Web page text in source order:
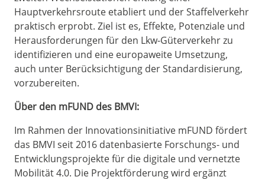
Hauptverkehrsroute etabliert und der Staffelverkehr
praktisch erprobt. Ziel ist es, Effekte, Potenziale und
Herausforderungen für den Lkw-Güterverkehr zu
identifizieren und eine europaweite Umsetzung,
auch unter Berücksichtigung der Standardisierung,
vorzubereiten.
Über den mFUND des BMVI:
Im Rahmen der Innovationsinitiative mFUND fördert
das BMVI seit 2016 datenbasierte Forschungs- und
Entwicklungsprojekte für die digitale und vernetzte
Mobilität 4.0. Die Projektförderung wird ergänzt